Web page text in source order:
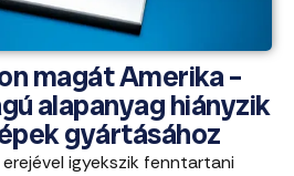
magát Amerika –
alapanyag hiányzik
gyártásához
igyekszik fenntartani